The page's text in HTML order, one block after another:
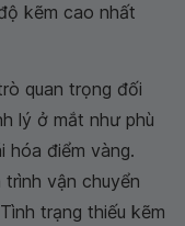
kẽm cao nhất
quan trọng đối
lý ở mắt như phù
hóa điểm vàng.
vận chuyển
trạng thiếu kẽm